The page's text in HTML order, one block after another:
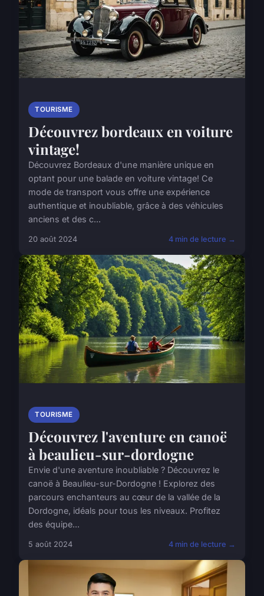
TOURISME
Découvrez bordeaux en voiture
vintage!
Découvrez Bordeaux d'une manière unique en
optant pour une balade en voiture vintage! Ce
mode de transport vous offre une expérience
authentique et inoubliable, grâce à des véhicules
anciens et des c...
20 août 2024 4 min de lecture →
TOURISME
Découvrez l'aventure en canoë
à beaulieu-sur-dordogne
Envie d'une aventure inoubliable ? Découvrez le
canoë à Beaulieu-sur-Dordogne ! Explorez des
parcours enchanteurs au cœur de la vallée de la
Dordogne, idéals pour tous les niveaux. Profitez
des équipe...
5 août 2024 4 min de lecture →